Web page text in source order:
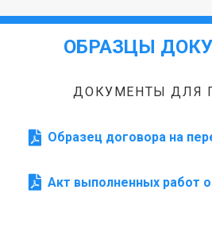
ОБРАЗЦЫ
ДОКУМЕНТЫ ДЛЯ
Образец договора на
Акт выполненных работ